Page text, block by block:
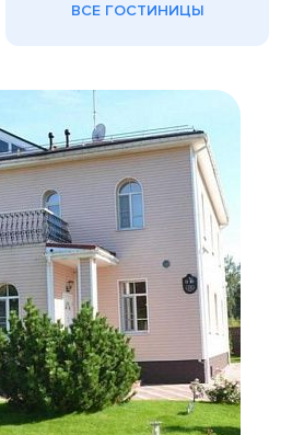
ВСЕ ГОСТИНИЦЫ